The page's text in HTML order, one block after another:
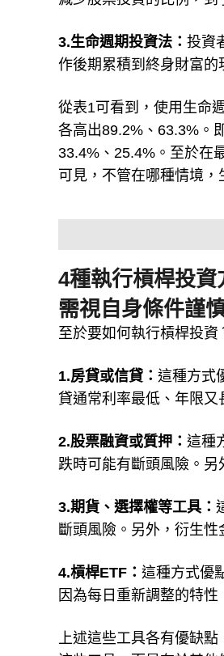
3.生命週期投資法：投資
從表1可看到，使用生命
各高出89.2%、63.3%。
33.4%、25.4%。至於在
4種執行槓桿投資
需視自身條件謹
1.房貸或信貸：這種方式
2.股票融資或質押：這種
3.期貨、選擇權等工具：
4.槓桿ETF：這種方式優